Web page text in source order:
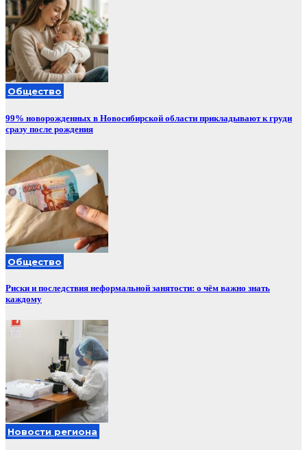
Общество
99% новорожденных в Новосибирской области прикладывают к груди
сразу после рождения
Общество
Риски и последствия неформальной занятости: о чём важно знать
каждому
Новости региона